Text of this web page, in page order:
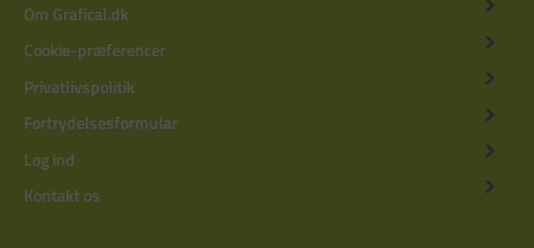
Om Grafical.dk
Cookie-præferencer
Privatlivspolitik
Fortrydelsesformular
Log ind
Kontakt os